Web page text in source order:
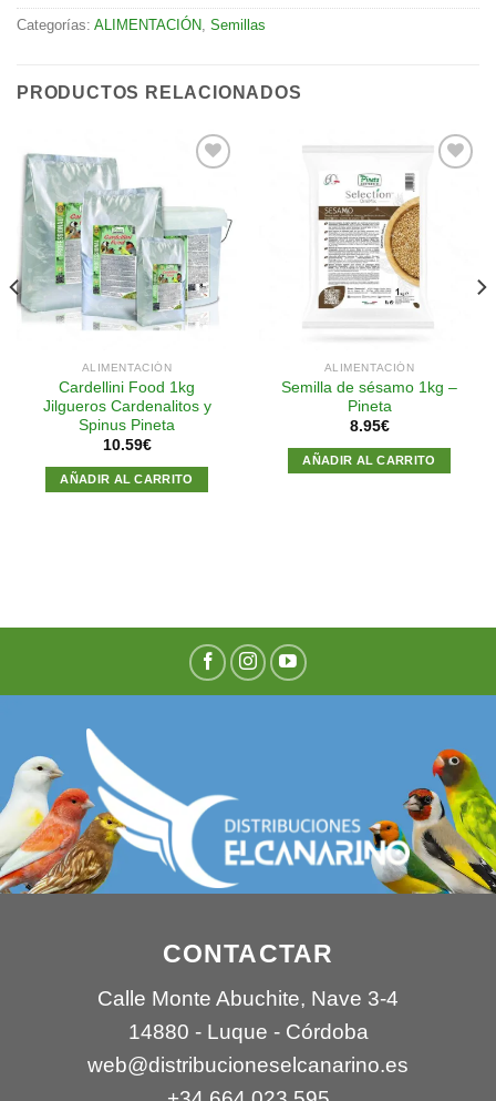
Categorías: ALIMENTACIÓN Semillas
PRODUCTOS RELACIONADOS
Añadir
a la
lista de
deseos
ALIMENTACIÓN
Cardellini Food 1kg
Jilgueros Cardenalitos y
Spinus Pineta
10.59€
AÑADIR AL CARRITO
ALIMENTACIÓN
Semilla de sésamo 1kg –
Pineta
8.95€
AÑADIR AL CARRITO
CONTACTAR
Calle Monte Abuchite, Nave 3-4
14880 - Luque - Córdoba
web@distribucioneselcanarino.es